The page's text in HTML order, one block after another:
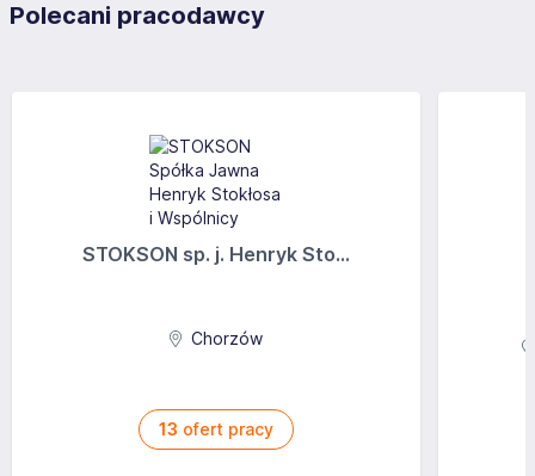
Polecani pracodawcy
STOKSON sp. j. Henryk Sto...
Chorzów
13 ofert pracy